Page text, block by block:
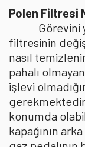
Polen Filtresi
Görevini
filtresinin
nasıl
pahalı olmayan
işlevi
konumda
kapağının